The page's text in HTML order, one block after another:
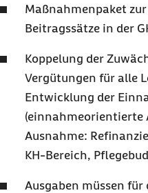
Maßnahmenpaket
Beitragssätze in der
Koppelung der
Vergütungen für alle
Entwicklung der
(einnahmeorientierte
Ausnahme:
KH-Bereich,
Ausgaben müssen